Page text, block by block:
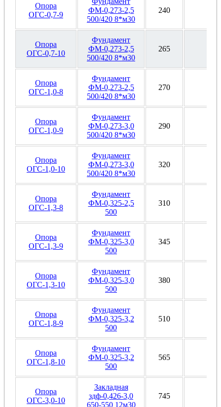
Опора
ОГС-0,7-9
ФМ-0,273-2,5
500/420 8*м30
240
Опора
ОГС-0,7-10
Фундамент
ФМ-0,273-2,5
500/420 8*м30
265
Опора
ОГС-1,0-8
Фундамент
ФМ-0,273-2,5
500/420 8*м30
270
Опора
ОГС-1,0-9
Фундамент
ФМ-0,273-3,0
500/420 8*м30
290
Опора
ОГС-1,0-10
Фундамент
ФМ-0,273-3,0
500/420 8*м30
320
Опора
ОГС-1,3-8
Фундамент
ФМ-0,325-2,5
500
310
Опора
ОГС-1,3-9
Фундамент
ФМ-0,325-3,0
500
345
Опора
ОГС-1,3-10
Фундамент
ФМ-0,325-3,0
500
380
Опора
ОГС-1,8-9
Фундамент
ФМ-0,325-3,2
500
510
Опора
ОГС-1,8-10
Фундамент
ФМ-0,325-3,2
500
565
Опора
ОГС-3,0-10
Закладная
здф-0,426-3,0
650-550 12м30
745